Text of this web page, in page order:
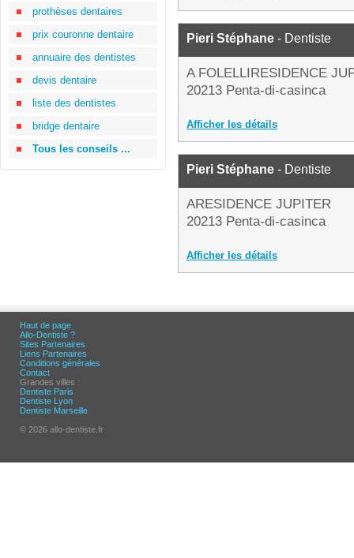
prothèses dentaires
prix couronne dentaire
annuaire des dentistes
devis dentaire
liste des dentistes
bridge dentaire
Tous les conseils ...
Pieri Stéphane - Dentiste
A FOLELLIRESIDENCE
20213 Penta-di-casinca
Afficher les détails
Pieri Stéphane - Dentiste
ARESIDENCE JUPITER
20213 Penta-di-casinca
Afficher les détails
Haut de page
Allo-Dentiste ?
Sites Partenaires
Liens Partenaires
Conditions générales
Contact
Grandes villes :
Dentiste Paris
Dentiste Lyon
Dentiste Marseille
© 2026 allo-dentiste.fr